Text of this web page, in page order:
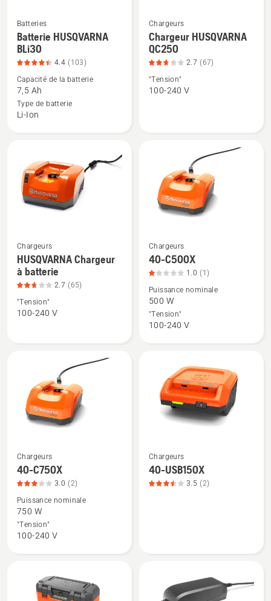
Voir
plus
de
détails
sur
Batterie
HUSQVARNA
produit
4.408
Batteries
Batterie HUSQVARNA
BLi30
4.4 (103)
Capacité de la batterie
7,5 Ah
Type de batterie
Li-Ion
Voir
plus
de
détails
sur
produit
2.701
Chargeurs
Chargeur HUSQVARNA
QC250
2.7 (67)
"Tension"
100-240 V
Voir
plus
de
sur
produit
2.692
Chargeurs
HUSQVARNA Chargeur
à batterie
2.7 (65)
"Tension"
100-240 V
Voir
plus
de
détails
sur
40-
produit
Chargeurs
40-C500X
1.0 (1)
Puissance nominale
500 W
"Tension"
100-240 V
Voir
plus
de
détails
sur
40-
produit
Chargeurs
40-C750X
3.0 (2)
Puissance nominale
750 W
"Tension"
100-240 V
Voir
plus
de
produit
Chargeurs
40-USB150X
3.5 (2)